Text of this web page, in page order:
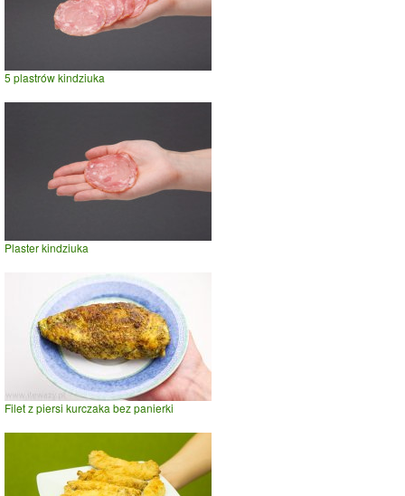
5 plastrów kindziuka
Plaster kindziuka
Filet z piersi kurczaka bez panierki